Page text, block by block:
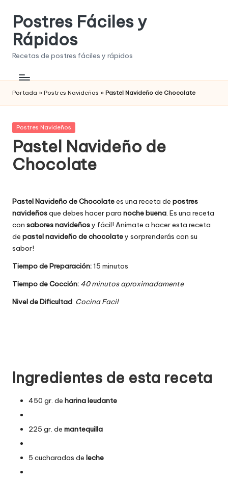
Saltar
contenido
Postres Fáciles y
Rápidos
Recetas de postres fáciles y rápidos
Portada » Postres Navideños » Pastel Navideño de Chocolate
Publicada
Postres Navideños
Pastel Navideño de
Chocolate
Pastel Navideño de Chocolatees una receta de postres
navideñosque debes hacer para noche buena. Es una receta
con sabores navideñosy fácil! Anímate a hacer esta receta
de pastel navideño de chocolatey sorprenderás con su
sabor!
Tiempo de Preparación: 15 minutos
Tiempo de Cocción: 40 minutos aproximadamente
Nivel de Dificultad: Cocina Facil
Ingredientes de esta receta
450 gr. de harina leudante
225 gr. de mantequilla
5 cucharadas de leche